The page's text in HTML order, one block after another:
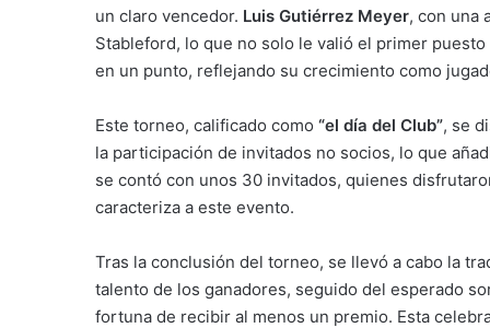
un claro vencedor. Luis Gutiérrez Meyer, con una
Stableford, lo que no solo le valió el primer
en un punto, reflejando su crecimiento como
Este torneo, calificado como “el día del Club”, se
la participación de invitados no socios, lo que
se contó con unos 30 invitados, quienes
caracteriza a este evento.
Tras la conclusión del torneo, se llevó a cabo la
talento de los ganadores, seguido del esperado
fortuna de recibir al menos un premio. Esta